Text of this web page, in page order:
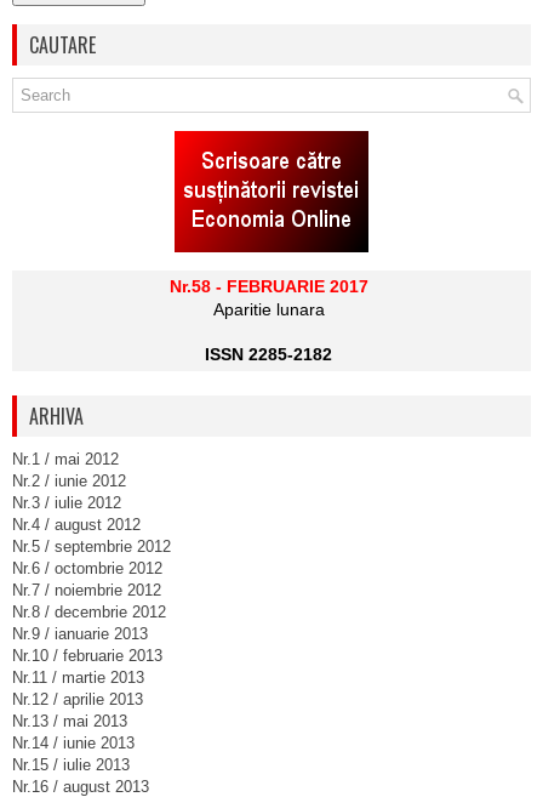
CAUTARE
Nr.58 - FEBRUARIE 2017
Aparitie lunara
ISSN 2285-2182
ARHIVA
Nr.1 / mai 2012
Nr.2 / iunie 2012
Nr.3 / iulie 2012
Nr.4 / august 2012
Nr.5 / septembrie 2012
Nr.6 / octombrie 2012
Nr.7 / noiembrie 2012
Nr.8 / decembrie 2012
Nr.9 / ianuarie 2013
Nr.10 / februarie 2013
Nr.11 / martie 2013
Nr.12 / aprilie 2013
Nr.13 / mai 2013
Nr.14 / iunie 2013
Nr.15 / iulie 2013
Nr.16 / august 2013